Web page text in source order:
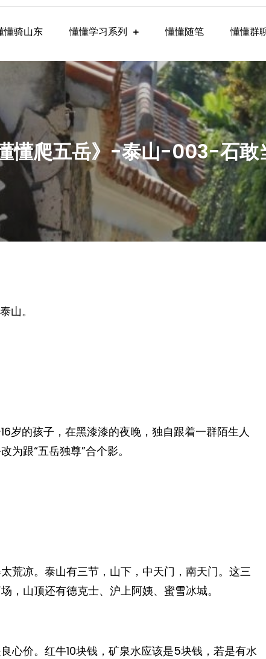
习群内容
懂骑山东 懂懂学习系列 懂懂随笔 懂懂群
懂懂爬五岳》-泰山-003-石敢
山。
岁的孩子，在黑漆漆的夜晚，独自跟着一群陌生人
跟“五岳独尊”合个影。
荒凉。泰山有三节，山下，中天门，南天门。这三
，山顶还有德克士、沪上阿姨、蜜雪冰城。
心价。红牛10块钱，矿泉水应该是5块钱，若是有水